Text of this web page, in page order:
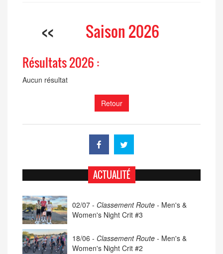
<< Saison 2026
Résultats 2026 :
Aucun résultat
Retour
ACTUALITÉ
02/07 - Classement Route - Men's &
Women's Night Crit #3
18/06 - Classement Route - Men's &
Women's Night Crit #2